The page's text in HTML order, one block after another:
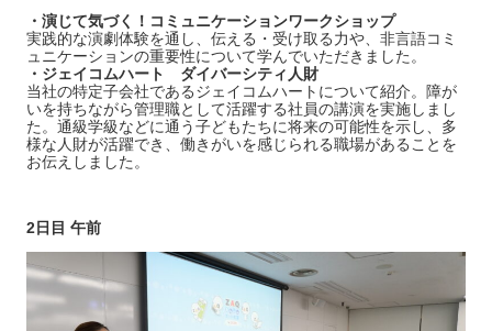
・演じて気づく！コミュニケーションワークショップ
実践的な演劇体験を通し、伝える・受け取る力や、非言語コミ
ュニケーションの重要性について学んでいただきました。
・ジェイコムハート ダイバーシティ人財
当社の特定子会社であるジェイコムハートについて紹介。障が
いを持ちながら管理職として活躍する社員の講演を実施しまし
た。通級学級などに通う子どもたちに将来の可能性を示し、多
様な人財が活躍でき、働きがいを感じられる職場があることを
お伝えしました。
2日目 午前